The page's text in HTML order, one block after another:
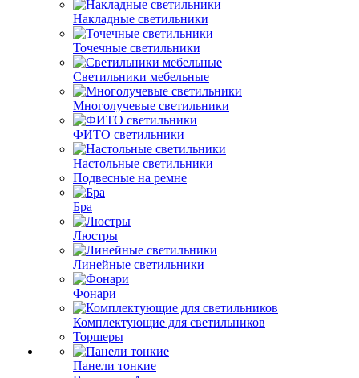
Накладные светильники
Точечные светильники
Светильники мебельные
Многолучевые светильники
ФИТО светильники
Настольные светильники
Подвесные на ремне
Бра
Люстры
Линейные светильники
Фонари
Комплектующие для светильников
Торшеры
Панели тонкие